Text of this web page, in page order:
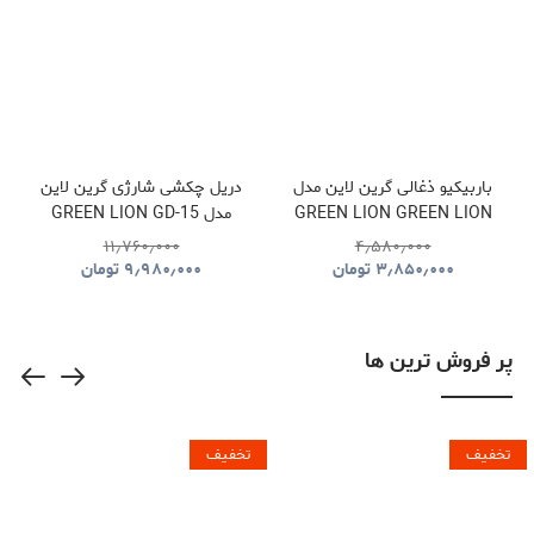
باربیکیو ذغالی گرین لاین مدل
GREEN LION GREEN LION
QUDRA FOLDABLE BBQ
GRILL GNQDRBBQSTBK
۴٫۵۸۰٫۰۰۰
۳٫۸۵۰٫۰۰۰ تومان
دریل چکشی شارژی گرین لاین
مدل GREEN LION GD-15
PRO DRIVE CORDLESS
HAMMER DRILL
۱۱٫۷۶۰٫۰۰۰
۹٫۹۸۰٫۰۰۰ تومان
پر فروش ترین ها
تخفیف تخفیف